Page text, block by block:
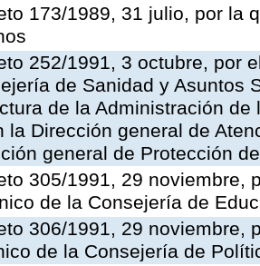
173/1989, 31 julio, por la
252/1991, 3 octubre, por
de Sanidad y Asuntos
de la Administración
la Dirección general de
general de Protección
305/1991, 29 noviembre,
de la Consejería de
306/1991, 29 noviembre,
de la Consejería de